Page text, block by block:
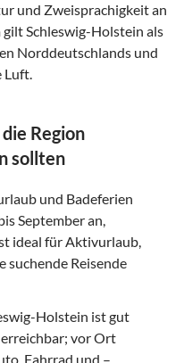
und Zweisprachigkeit an
Schleswig-Holstein als
Norddeutschlands und
Luft.
Region
sollten
und Badeferien
September an,
ideal für Aktivurlaub,
suchende Reisende
Holstein ist gut
vor Ort
Fahrrad und –